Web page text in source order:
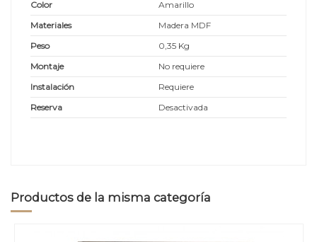
Color
Amarillo
Materiales
Madera MDF
Peso
0,35 Kg
Montaje
No requiere
Instalación
Requiere
Reserva
Desactivada
Productos de la misma categoría